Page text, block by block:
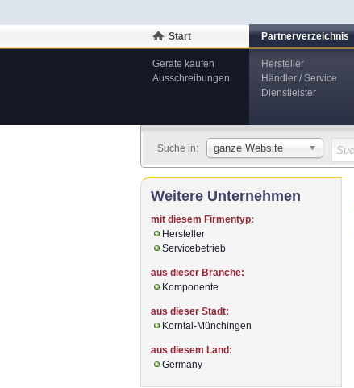
Start
Geräte kaufen
Ausschreibungen
Partnerverzeichnis
Hersteller
Händler / Service
Dienstleister
Suche in: ganze Website
Weitere Unternehmen
mit diesem Firmentyp:
Hersteller
Servicebetrieb
aus dieser Branche:
Komponente
aus dieser Stadt:
Korntal-Münchingen
aus diesem Land:
Germany